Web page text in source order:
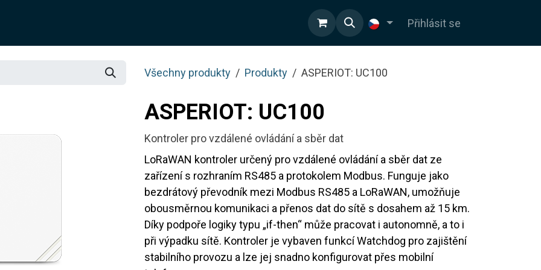
Přihlásit se
Všechny produkty Produkty ASPERIOT: UC100
ASPERIOT: UC100
Kontroler pro vzdálené ovládání a sběr dat
LoRaWAN kontroler určený pro vzdálené ovládání a sběr dat ze
zařízení s rozhraním RS485 a protokolem Modbus. Funguje jako
bezdrátový převodník mezi Modbus RS485 a LoRaWAN, umožňuje
obousměrnou komunikaci a přenos dat do sítě s dosahem až 15 km.
Díky podpoře logiky typu „if-then“ může pracovat i autonomně, a to i
při výpadku sítě. Kontroler je vybaven funkcí Watchdog pro zajištění
stabilního provozu a lze jej snadno konfigurovat přes mobilní